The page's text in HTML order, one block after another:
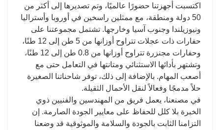
اكتسبت أجهزتنا حضورًا عالميًا، وتم تصديرها إلى أكثر من
50 دولة ومنطقة، مع ممثلين راسخين في أوروبا وأستراليا
ونيوزيلندا وجنوب آسيا وخارجها. تشتمل مجموعتنا على
حفارات ذات عجلات تتراوح أوزانها من 5 طن إلى 12 طنًا،
وحفارات مجنزرة تتراوح أوزانها من 0.8 طن إلى 12 طنًا،
وتشتهر بأدائها الاستثنائي ومتانتها في التعامل حتى مع
أصعب المهام. بالإضافة إلى ذلك، توفر شاحناتنا الصغيرة
حلاً مدمجًا وفعالاً لنقل الأحمال الثقيلة.
في مصنعنا، يعمل فريق من المهندسين والفنيين ذوي
الخبرة بلا كلل للحفاظ على معايير الجودة الصارمة. إن
التزامنا الثابت بالجودة والسلامة والموثوقية قد وضعنا